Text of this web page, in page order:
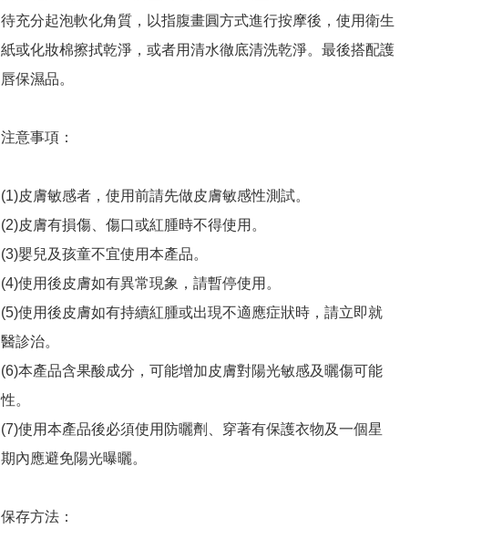
待充分起泡軟化角質，以指腹畫圓方式進行按摩後，使用衛生
紙或化妝棉擦拭乾淨，或者用清水徹底清洗乾淨。最後搭配護
唇保濕品。
注意事項：
(1)皮膚敏感者，使用前請先做皮膚敏感性測試。
(2)皮膚有損傷、傷口或紅腫時不得使用。
(3)嬰兒及孩童不宜使用本產品。
(4)使用後皮膚如有異常現象，請暫停使用。
(5)使用後皮膚如有持續紅腫或出現不適應症狀時，請立即就
醫診治。
(6)本產品含果酸成分，可能增加皮膚對陽光敏感及曬傷可能
性。
(7)使用本產品後必須使用防曬劑、穿著有保護衣物及一個星
期內應避免陽光曝曬。
保存方法：